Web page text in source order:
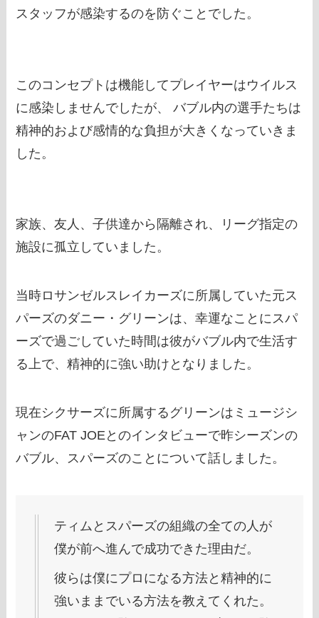
スタッフが感染するのを防ぐことでした。
このコンセプトは機能してプレイヤーはウイルス
に感染しませんでしたが、 バブル内の選手たちは
精神的および感情的な負担が大きくなっていきま
した。
家族、友人、子供達から隔離され、リーグ指定の
施設に孤立していました。
当時ロサンゼルスレイカーズに所属していた元ス
パーズのダニー・グリーンは、幸運なことにスパ
ーズで過ごしていた時間は彼がバブル内で生活す
る上で、精神的に強い助けとなりました。
現在シクサーズに所属するグリーンはミュージシ
ャンのFAT JOEとのインタビューで昨シーズンの
バブル、スパーズのことについて話しました。
ティムとスパーズの組織の全ての人が
僕が前へ進んで成功できた理由だ。
彼らは僕にプロになる方法と精神的に
強いままでいる方法を教えてくれた。